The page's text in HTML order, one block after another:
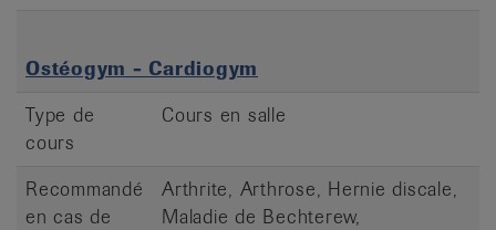
Ostéogym - Cardiogym
Type de
cours
Cours en salle
Recommandé
en cas de
Arthrite, Arthrose, Hernie discale,
Maladie de Bechterew,